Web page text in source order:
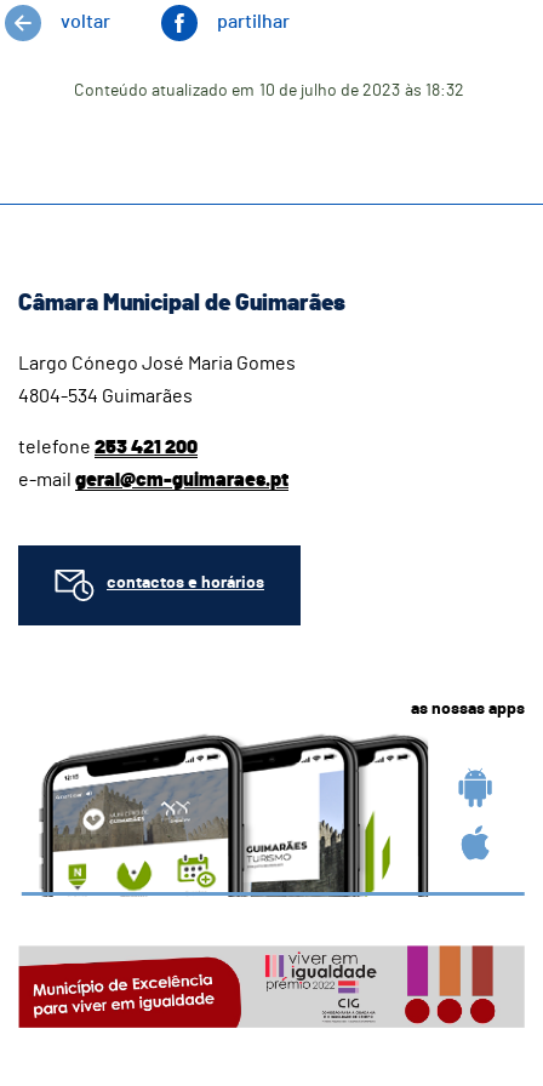
voltar partilhar
Conteúdo atualizado em 10 de julho de 2023 às 18:32
Câmara Municipal de Guimarães
Largo Cónego José Maria Gomes
4804-534 Guimarães
telefone 253 421 200
e-mail geral@cm-guimaraes.pt
contactos e horários
as nossas apps